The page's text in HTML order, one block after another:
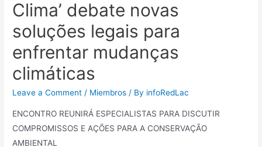
Clima’ debate novas
soluções legais para
enfrentar mudanças
climáticas
Leave a Comment / Miembros / By infoRedLac
ENCONTRO REUNIRÁ ESPECIALISTAS PARA DISCUTIR
COMPROMISSOS E AÇÕES PARA A CONSERVAÇÃO
AMBIENTAL